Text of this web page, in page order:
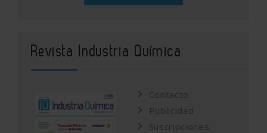
Revista Industria Química
Contacto
Publicidad
Suscripciones